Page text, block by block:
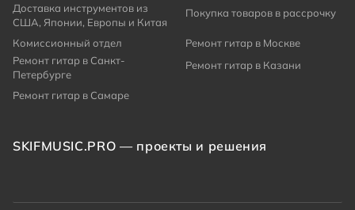
Доставка инструментов из
США, Японии, Европы и Китая
Покупка товаров в рассрочку
Комиссионный отдел
Ремонт гитар в Москве
Ремонт гитар в Санкт-
Петербурге
Ремонт гитар в Казани
Ремонт гитар в Самаре
SKIFMUSIC.PRO — проекты и решения